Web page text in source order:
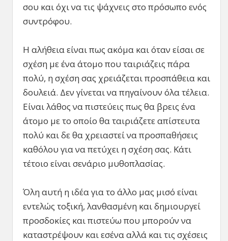
σου και όχι να τις ψάχνεις στο πρόσωπο ενός
συντρόφου.
Η αλήθεια είναι πως ακόμα και όταν είσαι σε
σχέση με ένα άτομο που ταιριάζεις πάρα
πολύ, η σχέση σας χρειάζεται προσπάθεια και
δουλειά. Δεν γίνεται να πηγαίνουν όλα τέλεια.
Είναι λάθος να πιστεύεις πως θα βρεις ένα
άτομο με το οποίο θα ταιριάζετε απίστευτα
πολύ και δε θα χρειαστεί να προσπαθήσεις
καθόλου για να πετύχει η σχέση σας. Κάτι
τέτοιο είναι σενάριο μυθοπλασίας.
Όλη αυτή η ιδέα για το άλλο μας μισό είναι
εντελώς τοξική, λανθασμένη και δημιουργεί
προσδοκίες και πιστεύω που μπορούν να
καταστρέψουν και εσένα αλλά και τις σχέσεις